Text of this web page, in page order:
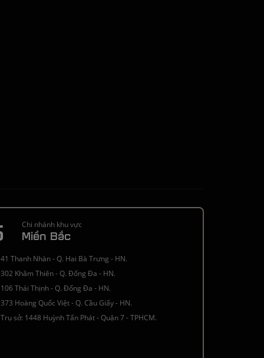
Chi nhánh khu vực
Miền Bắc
41 Thanh Nhàn - Q. Hai Bà Trưng - HN.
302 Khâm Thiên - Q. Đống Đa - HN.
106 Thái Thịnh - Q. Đống Đa - HN.
373 Hoàng Quốc Việt - Q. Cầu Giấy - HN.
Trụ sở: 1448 Huỳnh Tấn Phát - Quận 7 - TPHCM.